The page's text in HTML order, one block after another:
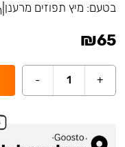
בטעם: מיץ תפוזים מרענן
₪65
+
1
-